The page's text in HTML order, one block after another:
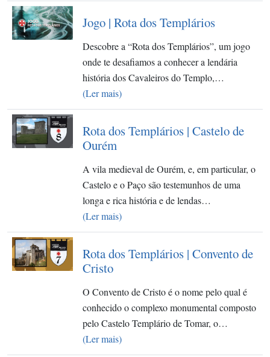
Jogo | Rota dos Templários
Descobre a “Rota dos Templários”, um jogo
onde te desafiamos a conhecer a lendária
história dos Cavaleiros do Templo,…
(Ler mais)
Rota dos Templários | Castelo de
Ourém
A vila medieval de Ourém, e, em particular, o
Castelo e o Paço são testemunhos de uma
longa e rica história e de lendas…
(Ler mais)
Rota dos Templários | Convento de
Cristo
O Convento de Cristo é o nome pelo qual é
conhecido o complexo monumental composto
pelo Castelo Templário de Tomar, o…
(Ler mais)